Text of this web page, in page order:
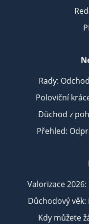
Rady:
Poloviční
Důchod z
Přehled:
Valorizace
Důchodový
Kdy můžete